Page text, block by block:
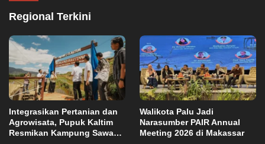
Regional Terkini
Integrasikan Pertanian dan
Agrowisata, Pupuk Kaltim
Resmikan Kampung Sawah
Walikota Palu Jadi
Narasumber PAIR Annual
Meeting 2026 di Makassar